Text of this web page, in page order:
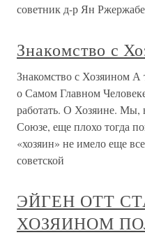
советник д-р Ян
Знакомство с
Знакомство с Хозяином А
о Самом Главном
работать. О Хозяине. Мы,
Союзе, еще плохо тогда
«хозяин» не имело еще
советской
ЭЙГЕН ОТТ
ХОЗЯИНОМ